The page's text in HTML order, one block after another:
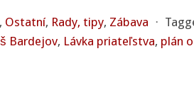
, Ostatní, Rady, tipy, Zábava ⋅
Bardejov, Lávka priateľstva, plán